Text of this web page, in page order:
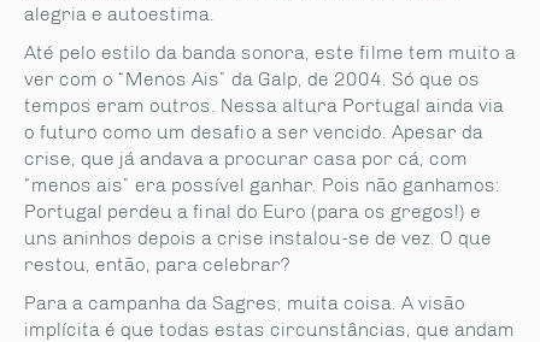
alegria e autoestima.
Até pelo estilo da banda sonora, este filme tem muito a
ver com o “Menos Ais” da Galp, de 2004. Só que os
tempos eram outros. Nessa altura Portugal ainda via
o futuro como um desafio a ser vencido. Apesar da
crise, que já andava a procurar casa por cá, com
“menos ais” era possível ganhar. Pois não ganhamos:
Portugal perdeu a final do Euro (para os gregos!) e
uns aninhos depois a crise instalou-se de vez. O que
restou, então, para celebrar?
Para a campanha da Sagres, muita coisa. A visão
implícita é que todas estas circunstâncias, que andam